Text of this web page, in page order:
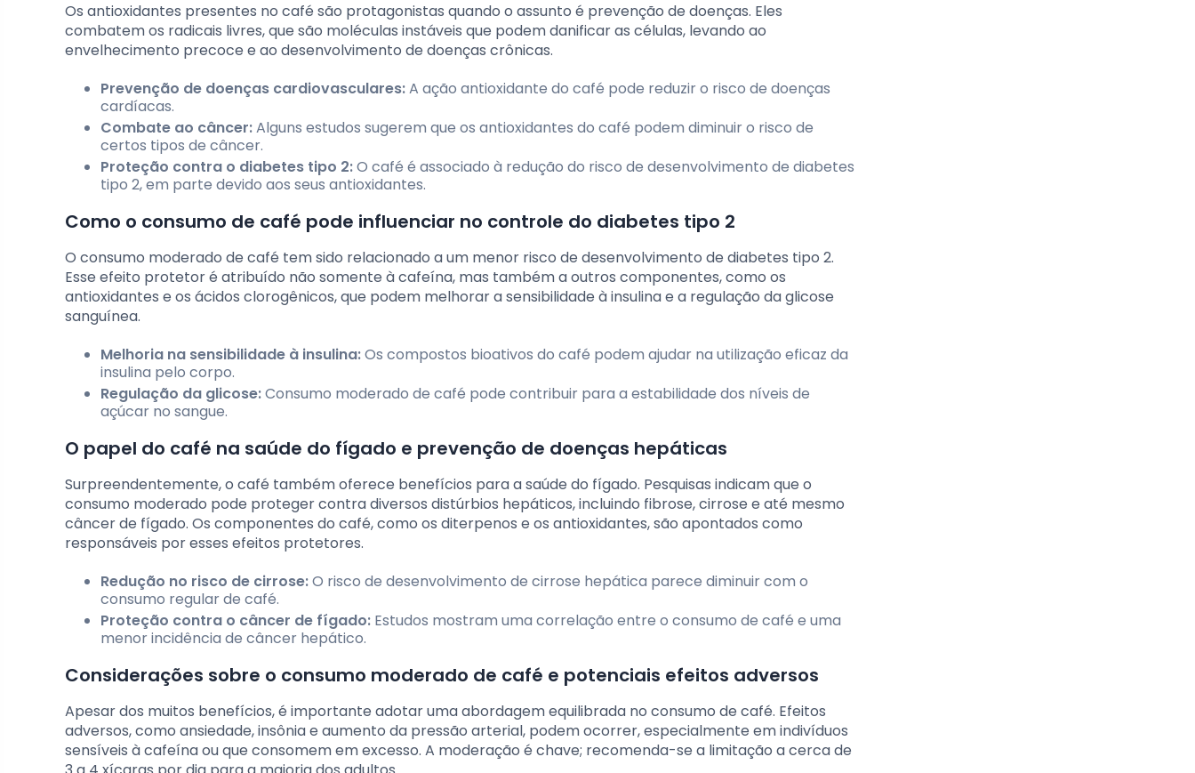
Os antioxidantes presentes no café são protagonistas quando o assunto é prevenção de doenças. Eles
combatem os radicais livres, que são moléculas instáveis que podem danificar as células, levando ao
envelhecimento precoce e ao desenvolvimento de doenças crônicas.
Prevenção de doenças cardiovasculares:A ação antioxidante do café pode reduzir o risco de doenças
cardíacas.
Combate ao câncer:Alguns estudos sugerem que os antioxidantes do café podem diminuir o risco de
certos tipos de câncer.
Proteção contra o diabetes tipo 2:O café é associado à redução do risco de desenvolvimento de diabetes
tipo 2, em parte devido aos seus antioxidantes.
Como o consumo de café pode influenciar no controle do diabetes tipo 2
O consumo moderado de café tem sido relacionado a um menor risco de desenvolvimento de diabetes tipo 2.
Esse efeito protetor é atribuído não somente à cafeína, mas também a outros componentes, como os
antioxidantes e os ácidos clorogênicos, que podem melhorar a sensibilidade à insulina e a regulação da glicose
sanguínea.
Melhoria na sensibilidade à insulina:Os compostos bioativos do café podem ajudar na utilização eficaz da
insulina pelo corpo.
Regulação da glicose:Consumo moderado de café pode contribuir para a estabilidade dos níveis de
açúcar no sangue.
O papel do café na saúde do fígado e prevenção de doenças hepáticas
Surpreendentemente, o café também oferece benefícios para a saúde do fígado. Pesquisas indicam que o
consumo moderado pode proteger contra diversos distúrbios hepáticos, incluindo fibrose, cirrose e até mesmo
câncer de fígado. Os componentes do café, como os diterpenos e os antioxidantes, são apontados como
responsáveis por esses efeitos protetores.
Redução no risco de cirrose:O risco de desenvolvimento de cirrose hepática parece diminuir com o
consumo regular de café.
Proteção contra o câncer de fígado: Estudos mostram uma correlação entre o consumo de café e uma
menor incidência de câncer hepático.
Considerações sobre o consumo moderado de café e potenciais efeitos adversos
Apesar dos muitos benefícios, é importante adotar uma abordagem equilibrada no consumo de café. Efeitos
adversos, como ansiedade, insônia e aumento da pressão arterial, podem ocorrer, especialmente em indivíduos
sensíveis à cafeína ou que consomem em excesso. A moderação é chave; recomenda-se a limitação a cerca de